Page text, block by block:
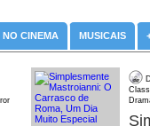
NO CINEMA MUSICAIS